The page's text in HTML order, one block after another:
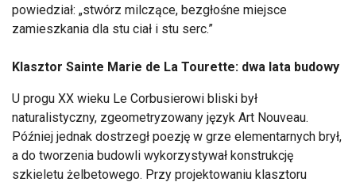
powiedział: „stwórz milczące, bezgłośne miejsce
zamieszkania dla stu ciał i stu serc.”
Klasztor Sainte Marie de La Tourette: dwa lata budowy
U progu XX wieku Le Corbusierowi bliski był
naturalistyczny, zgeometryzowany język Art Nouveau.
Później jednak dostrzegł poezję w grze elementarnych brył,
a do tworzenia budowli wykorzystywał konstrukcję
szkieletu żelbetowego. Przy projektowaniu klasztoru